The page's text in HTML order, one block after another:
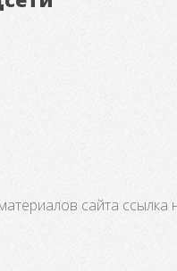
сайта ссылка